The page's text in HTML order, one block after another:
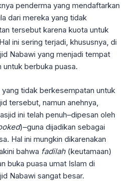
penderma yang mendaftarkan
dari mereka yang tidak
tersebut karena kuota untuk
ini sering terjadi, khususnya, di
Nabawi yang menjadi tempat
berbuka puasa.
tidak berkesempatan untuk
tersebut, namun anehnya,
ini telah penuh–dipesan oleh
)–guna dijadikan sebagai
Hal ini mungkin dikarenakan
bahwa fadilah(keutamaan)
buka puasa umat Islam di
Nabawi sangat besar.